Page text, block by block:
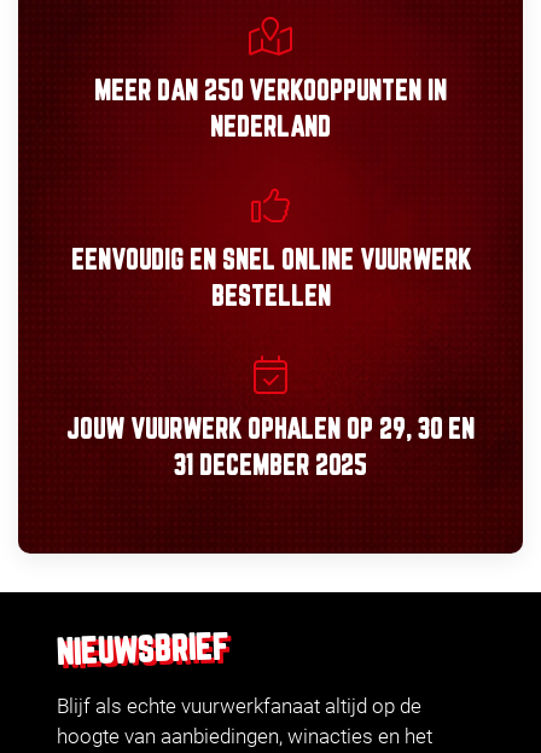
MEER DAN 250 VERKOOPPUNTEN
IN
NEDERLAND
EENVOUDIGEN SNEL ONLINE VUURWERK
BESTELLEN
JOUW VUURWERK OPHALEN OP 29, 30 EN
31 DECEMBER 2025
NIEUWSBRIEF
Blijf als echte vuurwerkfanaat altijd op de
hoogte van aanbiedingen, winacties en het